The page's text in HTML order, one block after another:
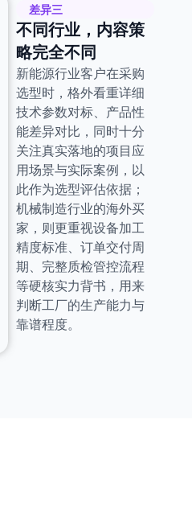
差异三
不同行业，内容策
略完全不同
新能源行业客户在采购
选型时，格外看重详细
技术参数对标、产品性
能差异对比，同时十分
关注真实落地的项目应
用场景与实际案例，以
此作为选型评估依据；
机械制造行业的海外买
家，则更重视设备加工
精度标准、订单交付周
期、完整质检管控流程
等硬核实力背书，用来
判断工厂的生产能力与
靠谱程度。